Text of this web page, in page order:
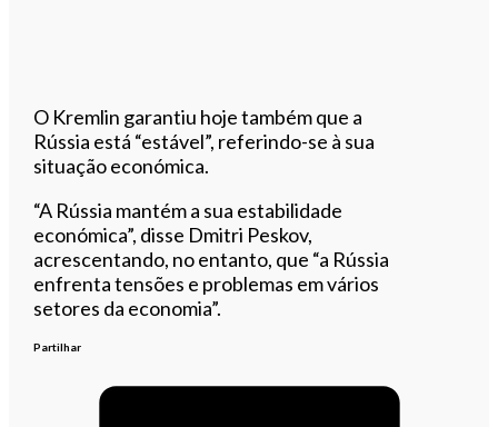
O Kremlin garantiu hoje também que a
Rússia está “estável”, referindo-se à sua
situação económica.
“A Rússia mantém a sua estabilidade
económica”, disse Dmitri Peskov,
acrescentando, no entanto, que “a Rússia
enfrenta tensões e problemas em vários
setores da economia”.
Partilhar